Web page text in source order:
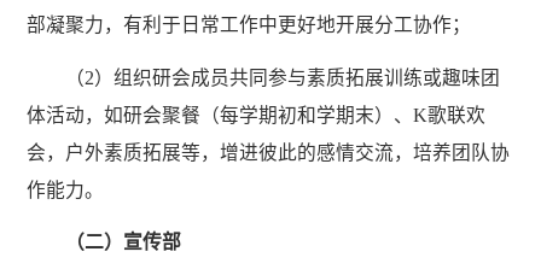
部凝聚力，有利于日常工作中更好地开展分工协作；
（2）组织研会成员共同参与素质拓展训练或趣味团
体活动，如研会聚餐（每学期初和学期末）、K歌联欢
会，户外素质拓展等，增进彼此的感情交流，培养团队协
作能力。
（二）宣传部